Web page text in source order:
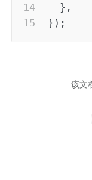
} ,
} ) ;
该文